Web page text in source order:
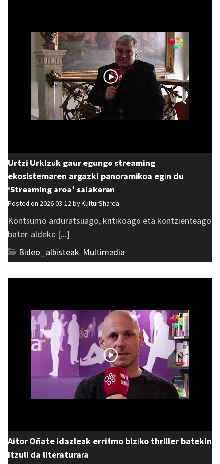
Urtzi Urkizuk gaur egungo streaming
ekosistemaren argazki panoramikoa egin du
‘Streaming aroa’ saiakeran
Posted on 2026-03-12 byKulturSharea
Kontsumo arduratsuago, kritikoago eta kontzienteago
baten aldeko [...]
Bideo_albisteak Multimedia
Aitor Oñate idazleak erritmo biziko thriller batekin
itzuli da literaturara